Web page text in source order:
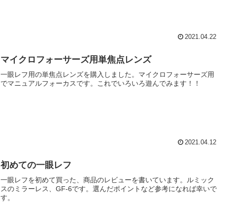
2021.04.22
マイクロフォーサーズ用単焦点レンズ
一眼レフ用の単焦点レンズを購入しました。マイクロフォーサーズ用
でマニュアルフォーカスです。これでいろいろ遊んでみます！！
2021.04.12
初めての一眼レフ
一眼レフを初めて買った、商品のレビューを書いています。ルミック
スのミラーレス、GF-6です。選んだポイントなど参考になれば幸いで
す。